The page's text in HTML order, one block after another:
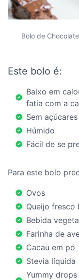
Bolo de
Este bolo é:
Baixo em
fatia com a
Sem
Húmido
Fácil de se
Para este bolo
Ovos
Queijo fresco
Bebida
Farinha de
Cacau em pó
Stevia líquida
Yummy